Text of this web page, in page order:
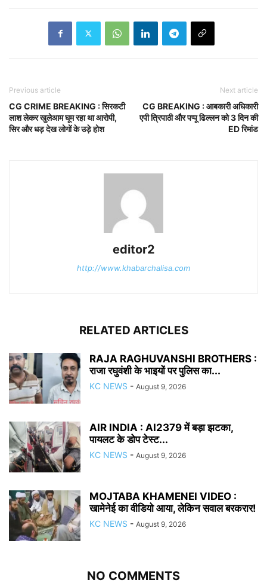
Previous article
CG CRIME BREAKING : सिरक​​​​​​टी
लाश लेकर खुलेआम घूम रहा था आरोपी,
सिर और धड़ देख लोगों के उड़े होश
Next article
CG BREAKING : आबकारी अधिकारी
एपी त्रिपाठी और पप्पू ढिल्लन को 3 दिन की
ED रिमांड
editor2
http://www.khabarchalisa.com
RELATED ARTICLES
RAJA RAGHUVANSHI BROTHERS :
राजा रघुवंशी के भाइयों पर पुलिस का...
KC NEWS - August 9, 2026
AIR INDIA : AI2379 में बड़ा झटका,
पायलट के डोप टेस्ट...
KC NEWS - August 9, 2026
MOJTABA KHAMENEI VIDEO :
खामेनेई का वीडियो आया, लेकिन सवाल बरकरार!
KC NEWS - August 9, 2026
NO COMMENTS